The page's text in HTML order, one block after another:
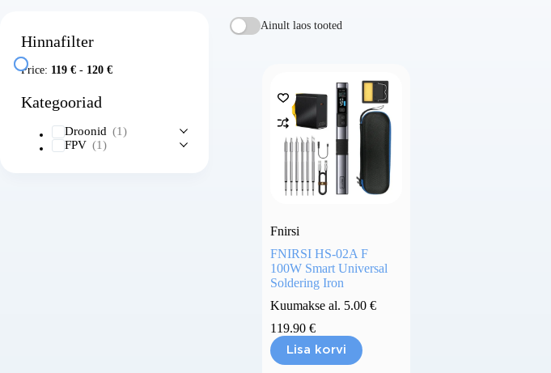
Ainult laos tooted
Fnirsi
FNIRSI HS-02A F
100W Smart Universal
Soldering Iron
Kuumakse al. 5.00 €
119.90 €
Lisa korvi
Hinnafilter
Price: 119 € - 120 €
Kategooriad
Droonid (1)
FPV (1)